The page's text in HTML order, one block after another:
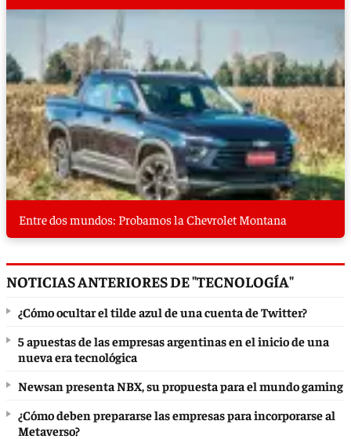
Entre dos mundos: Probamos la Chevrolet Montana
NOTICIAS ANTERIORES DE "TECNOLOGÍA"
¿Cómo ocultar el tilde azul de una cuenta de Twitter?
5 apuestas de las empresas argentinas en el inicio de una
nueva era tecnológica
Newsan presenta NBX, su propuesta para el mundo gaming
¿Cómo deben prepararse las empresas para incorporarse al
Metaverso?